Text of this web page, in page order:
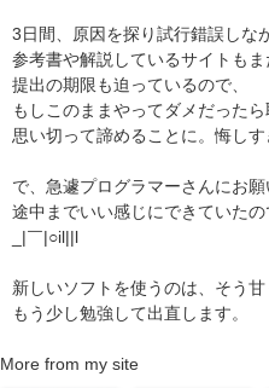
3日間、原因を探り試行錯誤しな
参考書や解説しているサイトもま
提出の期限も迫っているので、
もしこのままやってダメだった
思い切って諦めることに。悔しす
で、急遽プログラマーさんにお願
途中までいい感じにできていた
_|￣|○il||l
新しいソフトを使うのは、そう甘
もう少し勉強して出直します。
More from my site